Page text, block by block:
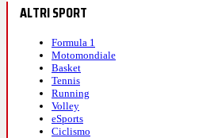
ALTRI SPORT
Formula 1
Motomondiale
Basket
Tennis
Running
Volley
eSports
Ciclismo